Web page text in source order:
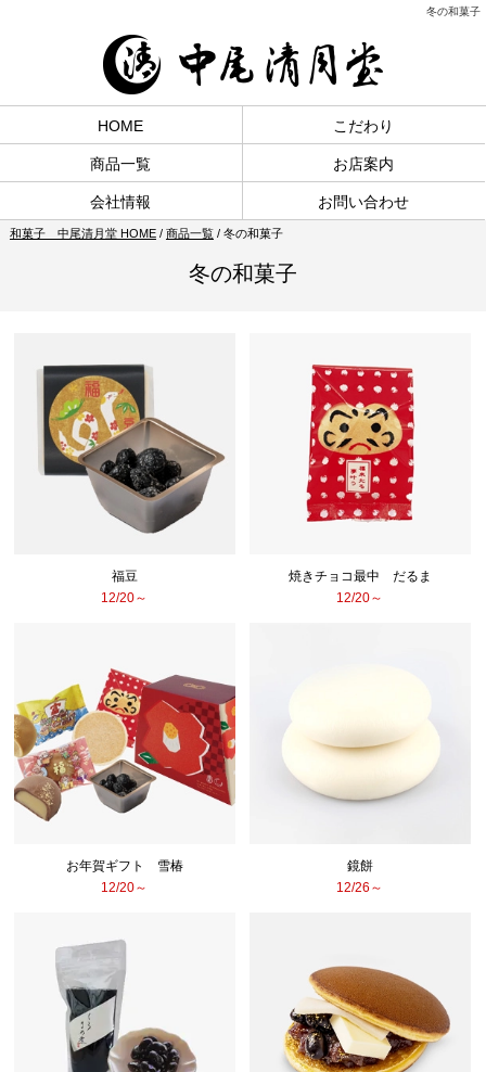
冬の和菓子
HOME こだわり
商品一覧 お店案内
会社情報 お問い合わせ
和菓子 中尾清月堂 HOME/ 商品一覧/ 冬の和菓子
冬の和菓子
福豆
12/20～
焼きチョコ最中 だるま
12/20～
お年賀ギフト 雪椿
12/20～
鏡餅
12/26～